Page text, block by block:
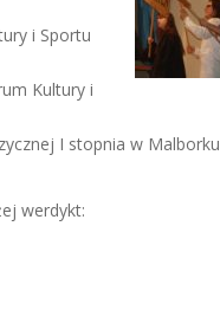
i Sportu
Kultury i
I stopnia w Malborku
werdykt: